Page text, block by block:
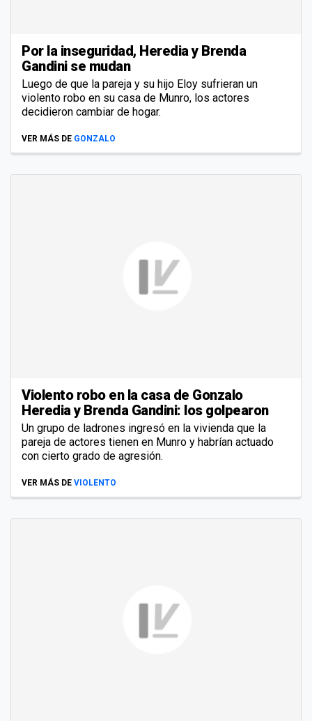
Por la inseguridad, Heredia y Brenda
Gandini se mudan
Luego de que la pareja y su hijo Eloy sufrieran un
violento robo en su casa de Munro, los actores
decidieron cambiar de hogar.
VER MÁS DE GONZALO
Violento robo en la casa de Gonzalo
Heredia y Brenda Gandini: los golpearon
Un grupo de ladrones ingresó en la vivienda que la
pareja de actores tienen en Munro y habrían actuado
con cierto grado de agresión.
VER MÁS DE VIOLENTO